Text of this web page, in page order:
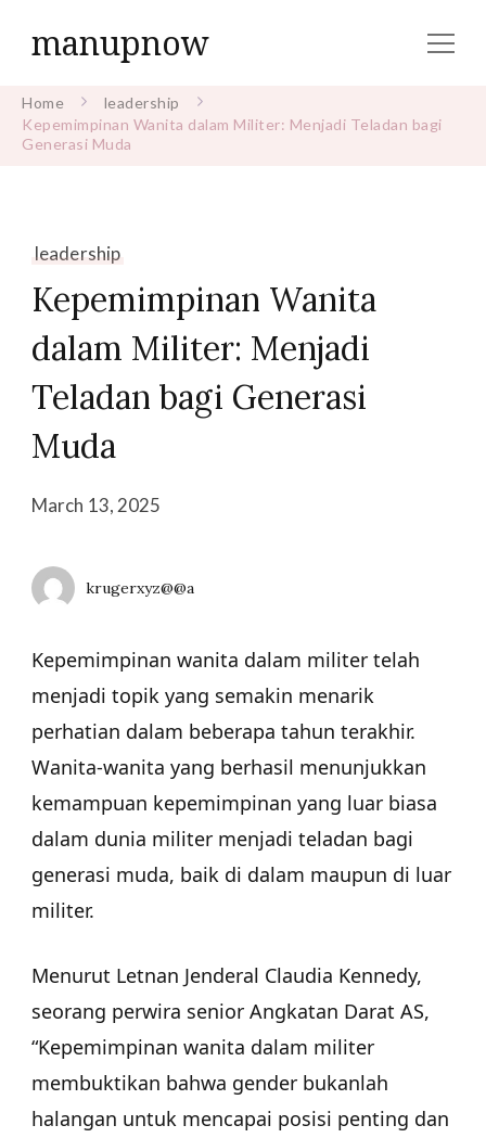
manupnow
Home
leadership
Kepemimpinan Wanita dalam Militer: Menjadi Teladan bagi
Generasi Muda
leadership
Kepemimpinan Wanita
dalam Militer: Menjadi
Teladan bagi Generasi
Muda
March 13, 2025
krugerxyz@@a
Kepemimpinan wanita dalam militer telah
menjadi topik yang semakin menarik
perhatian dalam beberapa tahun terakhir.
Wanita-wanita yang berhasil menunjukkan
kemampuan kepemimpinan yang luar biasa
dalam dunia militer menjadi teladan bagi
generasi muda, baik di dalam maupun di luar
militer.
Menurut Letnan Jenderal Claudia Kennedy,
seorang perwira senior Angkatan Darat AS,
“Kepemimpinan wanita dalam militer
membuktikan bahwa gender bukanlah
halangan untuk mencapai posisi penting dan